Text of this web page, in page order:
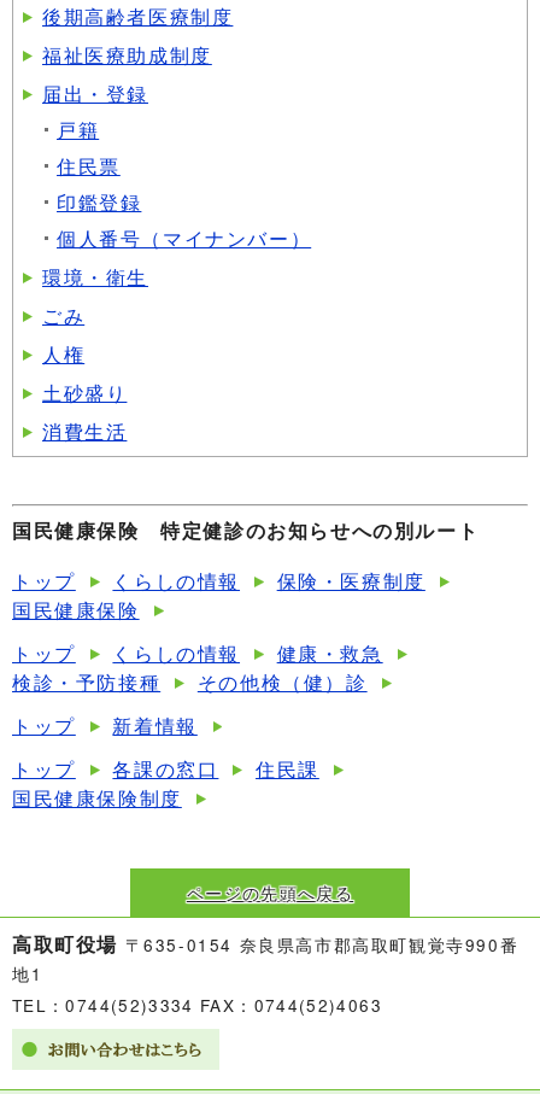
後期高齢者医療制度
福祉医療助成制度
届出・登録
戸籍
住民票
印鑑登録
個人番号（マイナンバー）
環境・衛生
ごみ
人権
土砂盛り
消費生活
国民健康保険 特定健診のお知らせへの別ルート
トップ
くらしの情報
保険・医療制度
国民健康保険
トップ
くらしの情報
健康・救急
検診・予防接種
その他検（健）診
トップ
新着情報
トップ
各課の窓口
住民課
国民健康保険制度
ページの先頭へ戻る
高取町役場 〒635-0154 奈良県高市郡高取町観覚寺990番
地1
TEL：0744(52)3334 FAX：0744(52)4063